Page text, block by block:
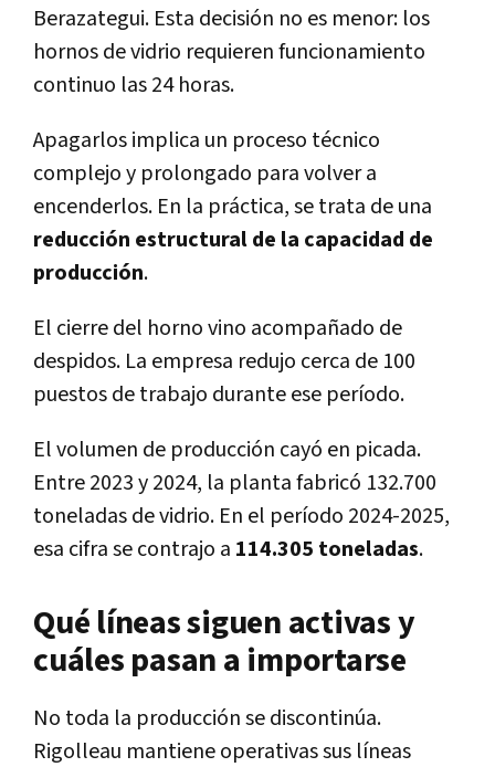
Berazategui. Esta decisión no es menor: los
hornos de vidrio requieren funcionamiento
continuo las 24 horas.
Apagarlos implica un proceso técnico
complejo y prolongado para volver a
encenderlos. En la práctica, se trata de una
reducción estructural de la capacidad de
producción.
El cierre del horno vino acompañado de
despidos. La empresa redujo cerca de 100
puestos de trabajo durante ese período.
El volumen de producción cayó en picada.
Entre 2023 y 2024, la planta fabricó 132.700
toneladas de vidrio. En el período 2024-2025,
esa cifra se contrajo a 114.305 toneladas.
Qué líneas siguen activas y
cuáles pasan a importarse
No toda la producción se discontinúa.
Rigolleau mantiene operativas sus líneas